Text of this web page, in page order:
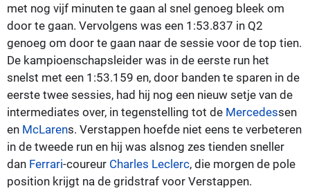
met nog vijf minuten te gaan al snel genoeg bleek om
door te gaan. Vervolgens was een 1:53.837 in Q2
genoeg om door te gaan naar de sessie voor de top tien.
De kampioenschapsleider was in de eerste run het
snelst met een 1:53.159 en, door banden te sparen in de
eerste twee sessies, had hij nog een nieuw setje van de
intermediates over, in tegenstelling tot de Mercedessen
en McLarens. Verstappen hoefde niet eens te verbeteren
in de tweede run en hij was alsnog zes tienden sneller
dan Ferrari-coureur Charles Leclerc, die morgen de pole
position krijgt na de gridstraf voor Verstappen.